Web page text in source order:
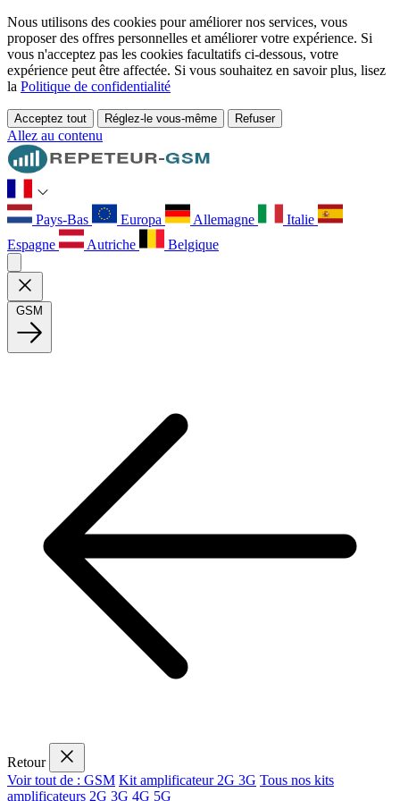
Nous utilisons des cookies pour améliorer nos services, vous
proposer des offres personnelles et améliorer votre expérience. Si
vous n'acceptez pas les cookies facultatifs ci-dessous, votre
expérience peut être affectée. Si vous souhaitez en savoir plus, lisez
la Politique de confidentialité
Acceptez tout Réglez-le vous-même Refuser
Allez au contenu
Pays-Bas Europa Allemagne
Italie
Espagne
Autriche Belgique
GSM
Retour
Voir tout de : GSM Kit amplificateur 2G 3G Tous nos kits
amplificateurs 2G 3G 4G 5G